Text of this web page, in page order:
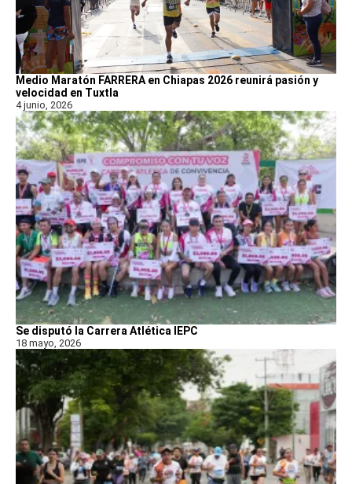
Medio Maratón FARRERA en Chiapas 2026 reunirá pasión y
velocidad en Tuxtla
4 junio, 2026
Se disputó la Carrera Atlética IEPC
18 mayo, 2026